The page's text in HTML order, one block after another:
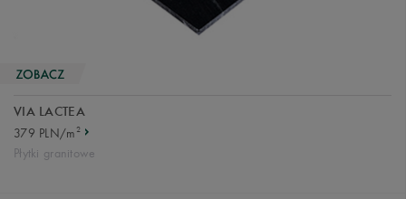
VIA LACTEA
379 PLN/m2
Płytki granitowe